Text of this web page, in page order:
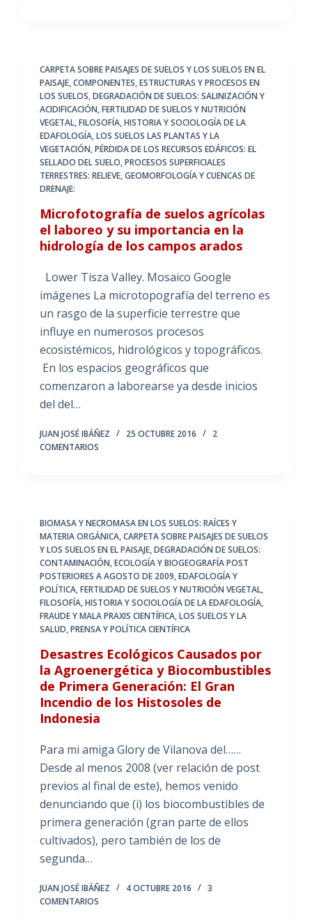
CARPETA SOBRE PAISAJES DE SUELOS Y LOS SUELOS EN EL
PAISAJE,COMPONENTES, ESTRUCTURAS Y PROCESOS EN
LOS SUELOS,DEGRADACIÓN DE SUELOS: SALINIZACIÓN Y
ACIDIFICACIÓN,FERTILIDAD DE SUELOS Y NUTRICIÓN
VEGETAL,FILOSOFÍA, HISTORIA Y SOCIOLOGÍA DE LA
EDAFOLOGÍA,LOS SUELOS LAS PLANTAS Y LA
VEGETACIÓN,PÉRDIDA DE LOS RECURSOS EDÁFICOS: EL
SELLADO DEL SUELO,PROCESOS SUPERFICIALES
TERRESTRES: RELIEVE, GEOMORFOLOGÍA Y CUENCAS DE
DRENAJE:
Microfotografía de suelos agrícolas
el laboreo y su importancia en la
hidrología de los campos arados
Lower Tisza Valley. Mosaico Google
imágenes La microtopografía del terreno es
un rasgo de la superficie terrestre que
influye en numerosos procesos
ecosistémicos, hidrológicos y topográficos.
En los espacios geográficos que
comenzaron a laborearse ya desde inicios
del del…
JUAN JOSÉ IBÁÑEZ 25 OCTUBRE 2016
2
COMENTARIOS
BIOMASA Y NECROMASA EN LOS SUELOS: RAÍCES Y
MATERIA ORGÁNICA,CARPETA SOBRE PAISAJES DE SUELOS
Y LOS SUELOS EN EL PAISAJE,DEGRADACIÓN DE SUELOS:
CONTAMINACIÓN,ECOLOGÍA Y BIOGEOGRAFÍA POST
POSTERIORES A AGOSTO DE 2009,EDAFOLOGÍA Y
POLÍTICA,FERTILIDAD DE SUELOS Y NUTRICIÓN VEGETAL,
FILOSOFÍA, HISTORIA Y SOCIOLOGÍA DE LA EDAFOLOGÍA,
FRAUDE Y MALA PRAXIS CIENTÍFICA,LOS SUELOS Y LA
SALUD,PRENSA Y POLÍTICA CIENTÍFICA
Desastres Ecológicos Causados por
la Agroenergética y Biocombustibles
de Primera Generación: El Gran
Incendio de los Histosoles de
Indonesia
Para mi amiga Glory de Vilanova del……
Desde al menos 2008 (ver relación de post
previos al final de este), hemos venido
denunciando que (i) los biocombustibles de
primera generación (gran parte de ellos
cultivados), pero también de los de
segunda…
JUAN JOSÉ IBÁÑEZ 4 OCTUBRE 2016
3
COMENTARIOS